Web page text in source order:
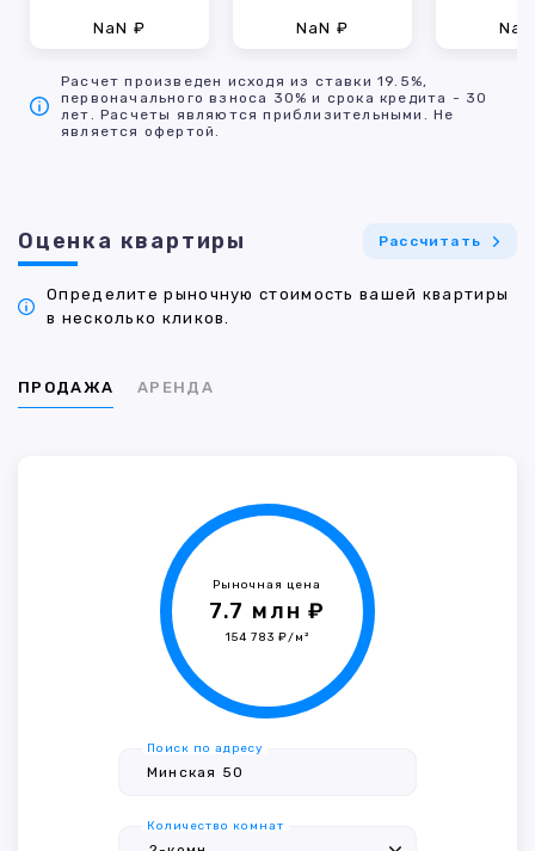
NaN ₽ NaN ₽
Расчет произведен исходя из ставки 19.5%,
первоначального взноса 30% и срока кредита - 30
лет. Расчеты являются приблизительными. Не
является офертой.
Оценка квартиры Рассчитать
Определите рыночную стоимость вашей квартиры
в несколько кликов.
ПРОДАЖА АРЕНДА
Рыночная цена
7.7 млн ₽
154 783 ₽/м²
Поиск по адресу
Количество комнат